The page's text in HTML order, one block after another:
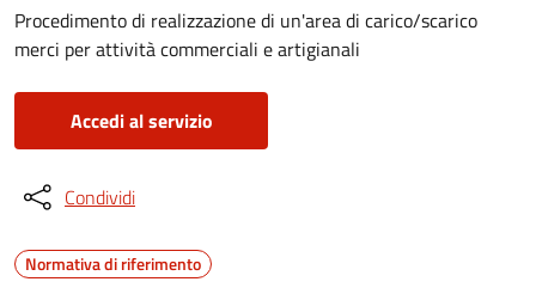
Procedimento di realizzazione di un'area di carico/scarico
merci per attività commerciali e artigianali
Accedi al servizio
Condividi
Normativa di riferimento